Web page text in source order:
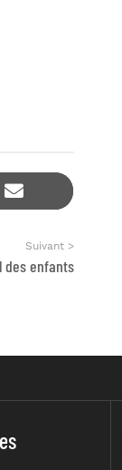
Suivant >
des enfants